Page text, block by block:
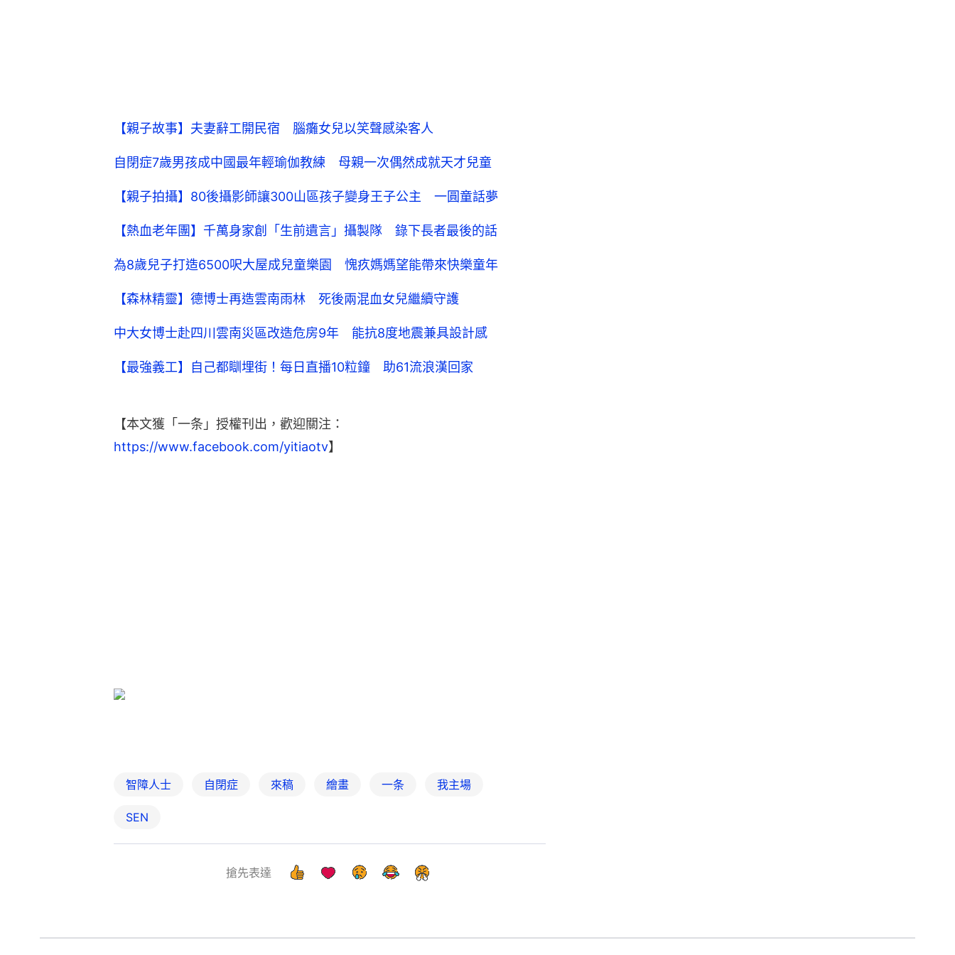
【親子故事】夫妻辭工開民宿 腦癱女兒以笑聲感染客人
自閉症7歲男孩成中國最年輕瑜伽教練 母親一次偶然成就天才兒童
【親子拍攝】80後攝影師讓300山區孩子變身王子公主 一圓童話夢
【熱血老年團】千萬身家創「生前遺言」攝製隊 錄下長者最後的話
為8歲兒子打造6500呎大屋成兒童樂園 愧疚媽媽望能帶來快樂童年
【森林精靈】德博士再造雲南雨林 死後兩混血女兒繼續守護
中大女博士赴四川雲南災區改造危房9年 能抗8度地震兼具設計感
【最強義工】自己都瞓埋街！每日直播10粒鐘 助61流浪漢回家
【本文獲「一条」授權刊出，歡迎關注：
https://www.facebook.com/yitiaotv】
智障人士 自閉症 來稿 繪畫 一条 我主場
SEN
搶先表達